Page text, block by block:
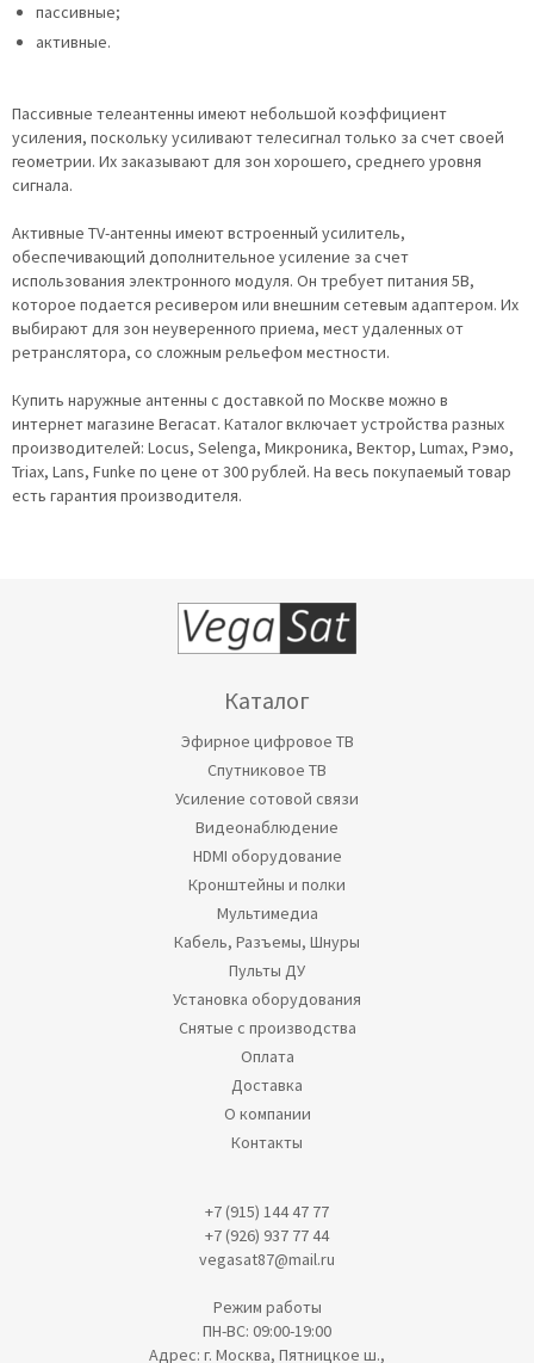
пассивные;
активные.
Пассивные телеантенны имеют небольшой коэффициент
усиления, поскольку усиливают телесигнал только за счет своей
геометрии. Их заказывают для зон хорошего, среднего уровня
сигнала.
Активные TV-антенны имеют встроенный усилитель,
обеспечивающий дополнительное усиление за счет
использования электронного модуля. Он требует питания 5В,
которое подается ресивером или внешним сетевым адаптером. Их
выбирают для зон неуверенного приема, мест удаленных от
ретранслятора, со сложным рельефом местности.
Купить наружные антенны с доставкой по Москве можно в
интернет магазине Вегасат. Каталог включает устройства разных
производителей: Locus, Selenga, Микроника, Вектор, Lumax, Рэмо,
Triax, Lans, Funke по цене от 300 рублей. На весь покупаемый товар
есть гарантия производителя.
Каталог
Эфирное цифровое ТВ
Спутниковое ТВ
Усиление сотовой связи
Видеонаблюдение
HDMI оборудование
Кронштейны и полки
Мультимедиа
Кабель, Разъемы, Шнуры
Пульты ДУ
Установка оборудования
Снятые с производства
Оплата
Доставка
О компании
Контакты
+7 (915) 144 47 77
+7 (926) 937 77 44
vegasat87@mail.ru
Режим работы
ПН-ВС: 09:00-19:00
Адрес: г. Москва, Пятницкое ш.,